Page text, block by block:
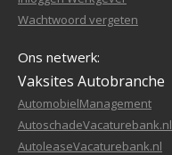
Wachtwoord vergeten
Ons netwerk:
Vaksites Autobranche
AutomobielManagement
AutoschadeVacaturebank.nl
AutoleaseVacaturebank.nl